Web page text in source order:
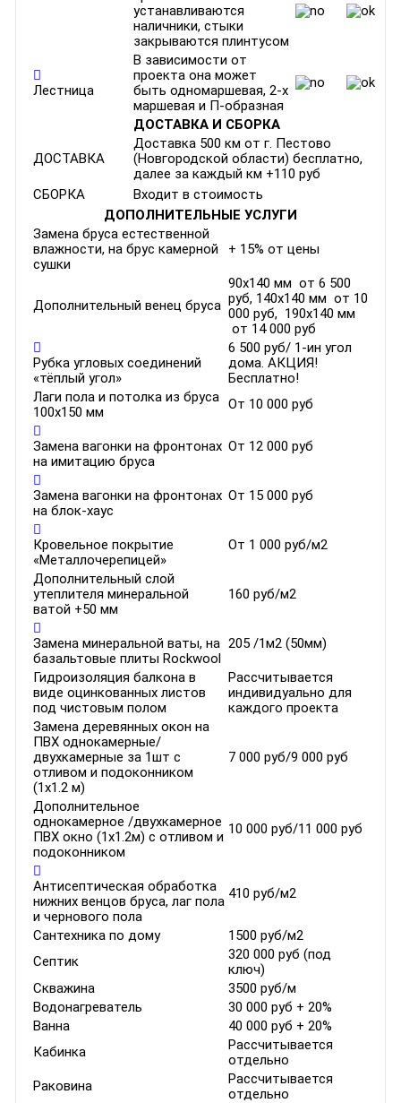
устанавливаются
наличники, стыки
закрываются плинтусом
Лестница
В зависимости от
проекта она может
быть одномаршевая, 2-х
маршевая и П-образная
ДОСТАВКА И СБОРКА
ДОСТАВКА
Доставка 500 км от г. Пестово
(Новгородской области) бесплатно,
далее за каждый км +110 руб
СБОРКА
Входит в стоимость
ДОПОЛНИТЕЛЬНЫЕ УСЛУГИ
Замена бруса естественной
влажности, на брус камерной
сушки
+ 15% от цены
Дополнительный венец бруса
90х140 мм от 6 500
руб, 140х140 мм от 10
000 руб, 190х140 мм
от 14 000 руб
Рубка угловых соединений
«тёплый угол»
6 500 руб/ 1-ин угол
дома. АКЦИЯ!
Бесплатно!
Лаги пола и потолка из бруса
100х150 мм
От 10 000 руб
Замена вагонки на фронтонах
на имитацию бруса
От 12 000 руб
Замена вагонки на фронтонах
на блок-хаус
От 15 000 руб
Кровельное покрытие
«Металлочерепицей»
От 1 000 руб/м2
Дополнительный слой
утеплителя минеральной
ватой +50 мм
160 руб/м2
Замена минеральной ваты, на
базальтовые плиты Rockwool
205 /1м2 (50мм)
Гидроизоляция балкона в
виде оцинкованных листов
под чистовым полом
Рассчитывается
индивидуально для
каждого проекта
Замена деревянных окон на
ПВХ однокамерные/
двухкамерные за 1шт с
отливом и подоконником
(1х1.2 м)
7 000 руб/9 000 руб
Дополнительное
однокамерное /двухкамерное
ПВХ окно (1х1.2м) с отливом и
подоконником
10 000 руб/11 000 руб
Антисептическая обработка
нижних венцов бруса, лаг пола
и чернового пола
410 руб/м2
Сантехника по дому
1500 руб/м2
Септик
320 000 руб (под
ключ)
Скважина
3500 руб/м
Водонагреватель
30 000 руб + 20%
Ванна
40 000 руб + 20%
Кабинка
Рассчитывается
отдельно
Раковина
Рассчитывается
отдельно